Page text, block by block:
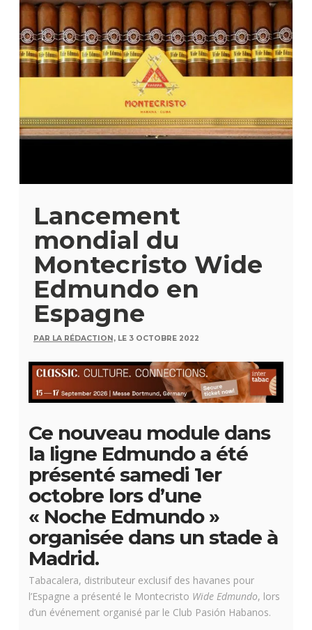
Lancement
mondial du
Montecristo Wide
Edmundo en
Espagne
PAR LA RÉDACTION, LE 3 OCTOBRE 2022
Ce nouveau module dans
la ligne Edmundo a été
présenté samedi 1er
octobre lors d’une
« Noche Edmundo »
organisée dans un stade à
Madrid.
Tabacalera, distributeur exclusif des havanes pour
l’Espagne a présenté le Montecristo Wide Edmundo, lors
d’un événement organisé par le Club Pasión Habanos.